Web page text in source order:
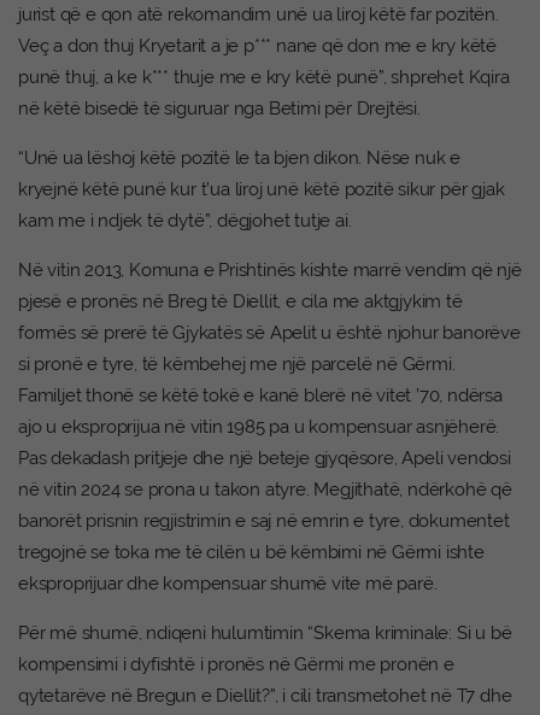
jurist që e qon atë rekomandim unë ua liroj këtë far pozitën.
Veç a don thuj Kryetarit a je p*** nane që don me e kry këtë
punë thuj, a ke k*** thuje me e kry këtë punë”, shprehet Kqira
në këtë bisedë të siguruar nga Betimi për Drejtësi.
“Unë ua lëshoj këtë pozitë le ta bjen dikon. Nëse nuk e
kryejnë këtë punë kur t’ua liroj unë këtë pozitë sikur për gjak
kam me i ndjek të dytë”, dëgjohet tutje ai.
Në vitin 2013, Komuna e Prishtinës kishte marrë vendim që një
pjesë e pronës në Breg të Diellit, e cila me aktgjykim të
formës së prerë të Gjykatës së Apelit u është njohur banorëve
si pronë e tyre, të këmbehej me një parcelë në Gërmi.
Familjet thonë se këtë tokë e kanë blerë në vitet ’70, ndërsa
ajo u eksproprijua në vitin 1985 pa u kompensuar asnjëherë.
Pas dekadash pritjeje dhe një beteje gjyqësore, Apeli vendosi
në vitin 2024 se prona u takon atyre. Megjithatë, ndërkohë që
banorët prisnin regjistrimin e saj në emrin e tyre, dokumentet
tregojnë se toka me të cilën u bë këmbimi në Gërmi ishte
eksproprijuar dhe kompensuar shumë vite më parë.
Për më shumë, ndiqeni hulumtimin “Skema kriminale: Si u bë
kompensimi i dyfishtë i pronës në Gërmi me pronën e
qytetarëve në Bregun e Diellit?”, i cili transmetohet në T7 dhe